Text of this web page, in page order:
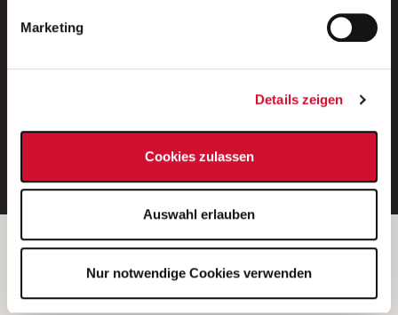
Marketing
Details zeigen
Cookies zulassen
Auswahl erlauben
Nur notwendige Cookies verwenden
E-Mail-Adresse eintragen
Betreiber der Webseite
Garitz Bewirtschaftungsbetriebe GmbH
Kantstraße 45a